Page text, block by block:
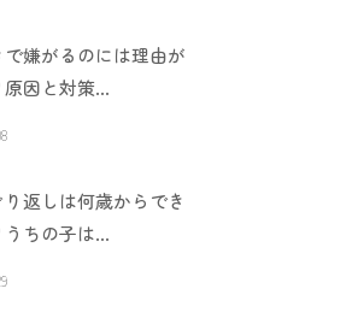
嫌がるのには理由が
原因と対策…
り返しは何歳からでき
うちの子は…